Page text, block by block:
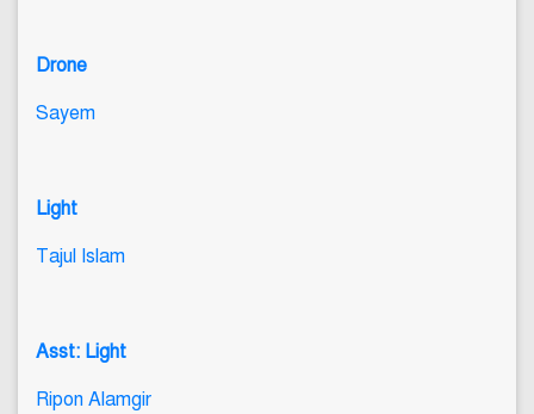
Drone
Sayem
Light
Tajul Islam
Asst: Light
Ripon Alamgir